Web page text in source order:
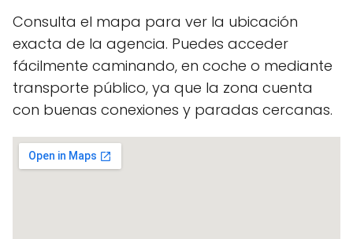
Consulta el mapa para ver la ubicación
exacta de la agencia. Puedes acceder
fácilmente caminando, en coche o mediante
transporte público, ya que la zona cuenta
con buenas conexiones y paradas cercanas.